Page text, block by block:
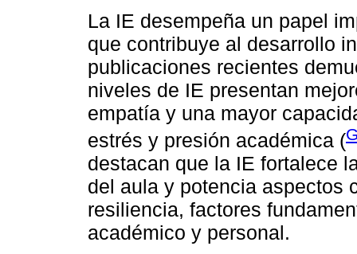
La IE desempeña un papel
que contribuye al desarrollo
publicaciones recientes
niveles de IE presentan
empatía y una mayor
estrés y presión académica (
destacan que la IE fortalece
del aula y potencia aspectos
resiliencia, factores
académico y personal.